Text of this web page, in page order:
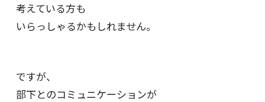
考えている方も
いらっしゃるかもしれません。
ですが、
部下とのコミュニケーションが